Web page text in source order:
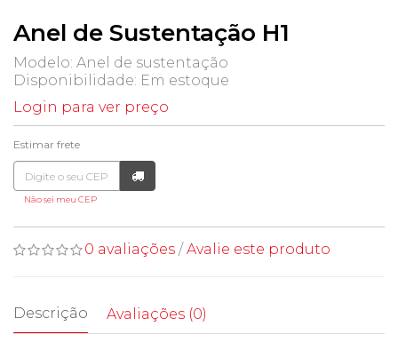
Anel de Sustentação H1
Modelo: Anel de sustentação
Disponibilidade: Em estoque
Login para ver preço
Estimar frete
Não sei meu CEP
0 avaliações / Avalie este produto
Descrição Avaliações (0)